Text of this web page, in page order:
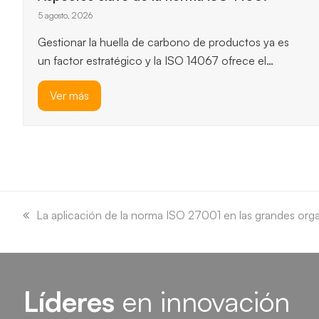
ISO 14064-1
ISO 14064-1 ofrece un marco robusto para
cuantificar y reportar emisiones de gases de efecto
invernadero, y permite…
previous
La aplicación de la norma ISO 27001 en las grandes
Líderes en innovación